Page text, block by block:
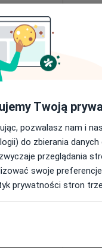
160 zł
Twoją
pozwalasz nam i
do zbierania
przeglądania
swoje
prywatności stron